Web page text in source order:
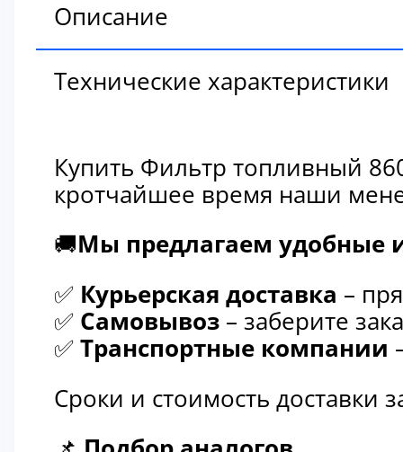
Описание
Технические характеристики
Купить Фильтр топливный
кротчайшее время наши
🚚Мы предлагаем удобные
✅ Курьерская доставка –
✅ Самовывоз – заберите
✅ Транспортные компании
Сроки и стоимость доставки